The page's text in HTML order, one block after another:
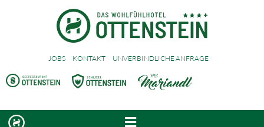
JOBS KONTAKT UNVERBINDLICHE ANFRAGE